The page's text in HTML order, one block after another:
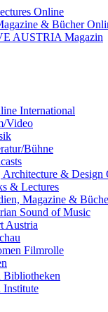
Online
& Bücher
AUSTRIA Magazin
International
Video
Bühne
Architecture & Design
& Lectures
Magazine &
Sound of Music
Austria
Filmrolle
Bibliotheken
Institute